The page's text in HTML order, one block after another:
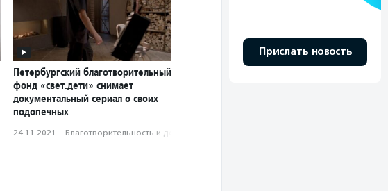
Петербургский благотворительный
фонд «свет.дети» снимает
документальный сериал о своих
подопечных
24.11.2021 · Благотвори­тель­ность и доброволь­чест­во
Прислать новость